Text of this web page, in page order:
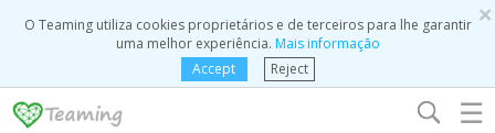
×
O Teaming utiliza cookies proprietários e de terceiros para lhe garantir
uma melhor experiência. Mais informação
Accept
Reject
☰